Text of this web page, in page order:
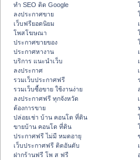
ทำ SEO ติด Google
ลงประกาศขาย
เว็บฟรียอดนิยม
โพสโฆษณา
ประกาศขายของ
ประกาศหางาน
บริการ แนะนำเว็บ
ลงประกาศ
รวมเว็บประกาศฟรี
รวมเว็บซื้อขาย ใช้งานง่าย
ลงประกาศฟรี ทุกจังหวัด
ต้องการขาย
ปล่อยเช่า บ้าน คอนโด ที่ดิน
ขายบ้าน คอนโด ที่ดิน
ประกาศฟรี ไม่มี หมดอายุ
เว็บประกาศฟรี ติดอันดับ
ฝากร้านฟรี โพ ส ฟรี